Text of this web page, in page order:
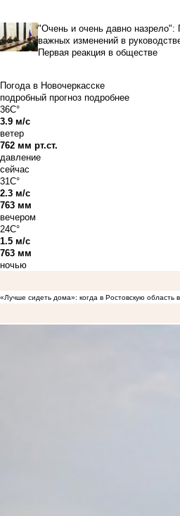
"Очень и очень давно назрело":
важных изменений в
Первая реакция в обществе
Погода в Новочеркасске
подробный прогноз подробнее
36C°
3.9 м/с
ветер
762 мм рт.ст.
давление
сейчас
31C°
2.3 м/с
763 мм
вечером
24C°
1.5 м/с
763 мм
ночью
«Лучше сидеть дома»: когда в Ростовскую область